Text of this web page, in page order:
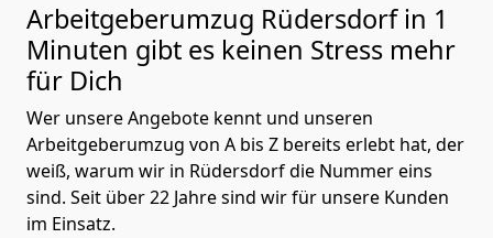
Arbeitgeberumzug Rüdersdorf in 1
Minuten gibt es keinen Stress mehr
für Dich
Wer unsere Angebote kennt und unseren
Arbeitgeberumzug von A bis Z bereits erlebt hat, der
weiß, warum wir in Rüdersdorf die Nummer eins
sind. Seit über 22 Jahre sind wir für unsere Kunden
im Einsatz.